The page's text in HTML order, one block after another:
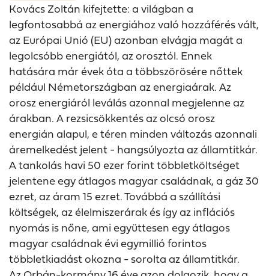
Kovács Zoltán kifejtette: a világban a
legfontosabbá az energiához való hozzáférés vált,
az Európai Unió (EU) azonban elvágja magát a
legolcsóbb energiától, az orosztól. Ennek
hatására már évek óta a többszörösére nőttek
például Németországban az energiaárak. Az
orosz energiáról leválás azonnal megjelenne az
árakban. A rezsicsökkentés az olcsó orosz
energián alapul, e téren minden változás azonnali
áremelkedést jelent - hangsúlyozta az államtitkár.
A tankolás havi 50 ezer forint többletköltséget
jelentene egy átlagos magyar családnak, a gáz 30
ezret, az áram 15 ezret. Továbbá a szállítási
költségek, az élelmiszerárak és így az inflációs
nyomás is nőne, ami együttesen egy átlagos
magyar családnak évi egymillió forintos
többletkiadást okozna - sorolta az államtitkár.